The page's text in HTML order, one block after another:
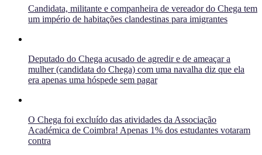
Candidata, militante e companheira de vereador do Chega tem
um império de habitações clandestinas para imigrantes
Deputado do Chega acusado de agredir e de ameaçar a
mulher (candidata do Chega) com uma navalha diz que ela
era apenas uma hóspede sem pagar
O Chega foi excluído das atividades da Associação
Académica de Coimbra! Apenas 1% dos estudantes votaram
contra